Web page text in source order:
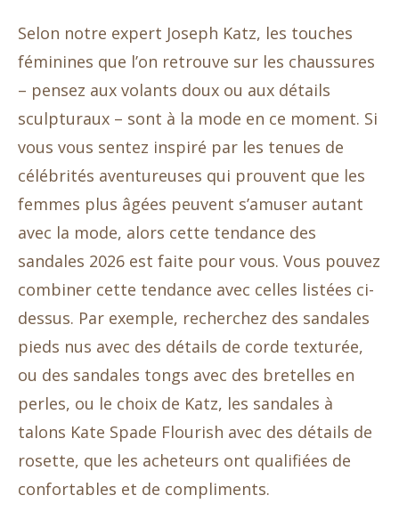
Selon notre expert Joseph Katz, les touches
féminines que l’on retrouve sur les chaussures
– pensez aux volants doux ou aux détails
sculpturaux – sont à la mode en ce moment. Si
vous vous sentez inspiré par les tenues de
célébrités aventureuses qui prouvent que les
femmes plus âgées peuvent s’amuser autant
avec la mode, alors cette tendance des
sandales 2026 est faite pour vous. Vous pouvez
combiner cette tendance avec celles listées ci-
dessus. Par exemple, recherchez des sandales
pieds nus avec des détails de corde texturée,
ou des sandales tongs avec des bretelles en
perles, ou le choix de Katz, les sandales à
talons Kate Spade Flourish avec des détails de
rosette, que les acheteurs ont qualifiées de
confortables et de compliments.